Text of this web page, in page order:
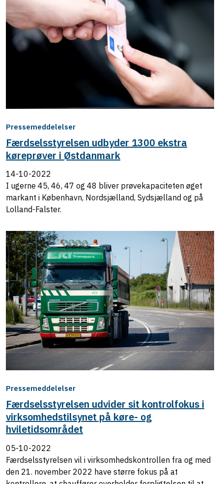
Pressemeddelelser
Færdselsstyrelsen udbyder 1300 ekstra
køreprøver i Østdanmark
14-10-2022
I ugerne 45, 46, 47 og 48 bliver prøvekapaciteten øget
markant i København, Nordsjælland, Sydsjælland og på
Lolland-Falster.
Pressemeddelelser
Færdselsstyrelsen udvider sit kontrolfokus i
virksomhedstilsynet på køre- og
hviletidsområdet
05-10-2022
Færdselsstyrelsen vil i virksomhedskontrollen fra og med
den 21. november 2022 have større fokus på at